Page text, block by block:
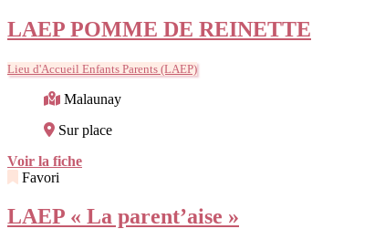
LAEP POMME DE REINETTE
Lieu d'Accueil Enfants Parents (LAEP)
Malaunay
Sur place
Voir la fiche
Favori
LAEP « La parent’aise »